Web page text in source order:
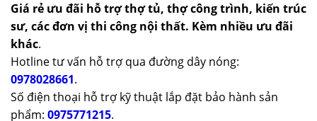
Giá rẻ ưu đãi hỗ trợ thợ tủ, thợ công trình, kiến trúc
sư, các đơn vị thi công nội thất. Kèm nhiều ưu đãi
khác.
Hotline tư vấn hỗ trợ qua đường dây nóng:
0978028661.
Số điện thoại hỗ trợ kỹ thuật lắp đặt bảo hành sản
phẩm: 0975771215.